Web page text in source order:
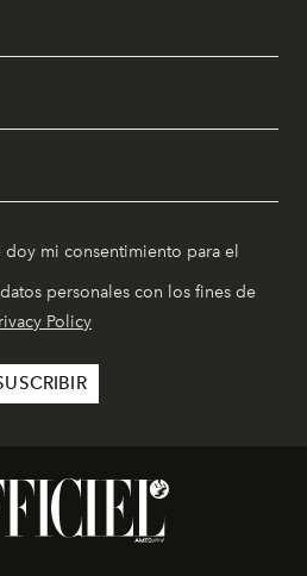
doy mi consentimiento para el
personales con los fines de
Policy